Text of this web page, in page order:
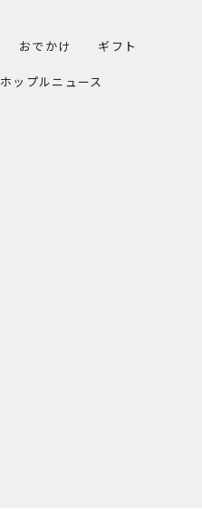
おでかけ ギフト
ホップルニュース